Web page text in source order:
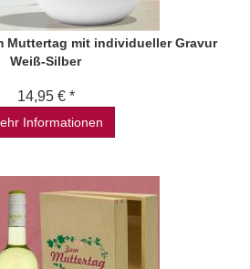
Muttertag mit individueller Gravur
Weiß-Silber
14,95 € *
Informationen